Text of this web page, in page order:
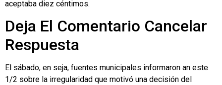
aceptaba diez céntimos.
Deja El Comentario Cancelar
Respuesta
El sábado, en seja, fuentes municipales informaron an este
1/2 sobre la irregularidad que motivó una decisión del